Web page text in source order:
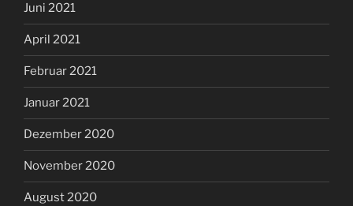
Juni 2021
April 2021
Februar 2021
Januar 2021
Dezember 2020
November 2020
August 2020